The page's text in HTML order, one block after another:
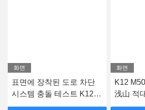
화면
표면에 장착된 도로 차단
시스템 충돌 테스트 K12
도로 차단기 주변 보호
화면
K12
浅山 적